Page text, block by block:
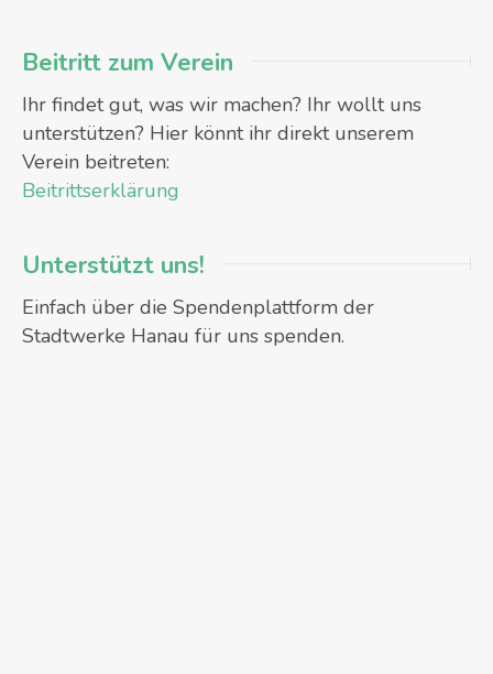
Beitritt zum Verein
Ihr findet gut, was wir machen? Ihr wollt uns
unterstützen? Hier könnt ihr direkt unserem
Verein beitreten:
Beitrittserklärung
Unterstützt uns!
Einfach über die Spendenplattform der
Stadtwerke Hanau für uns spenden.